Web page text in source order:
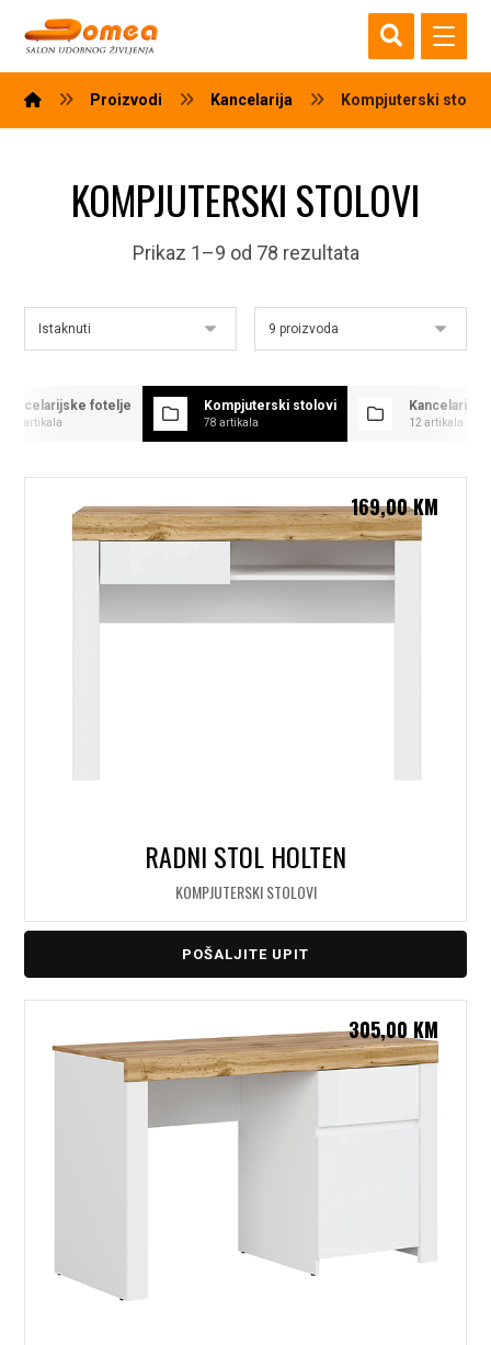
Proizvodi Kancelarija Kompjuterski
KOMPJUTERSKI STOLOVI
Prikaz 1–9 od 78 rezultata
Kancelarijske fotelje
175 artikala
Kompjuterski stolovi
78 artikala
Kancelarija
12 artikala
RADNI STOL HOLTEN
KOMPJUTERSKI STOLOVI
169,00KM
POŠALJITE UPIT
305,00 KM